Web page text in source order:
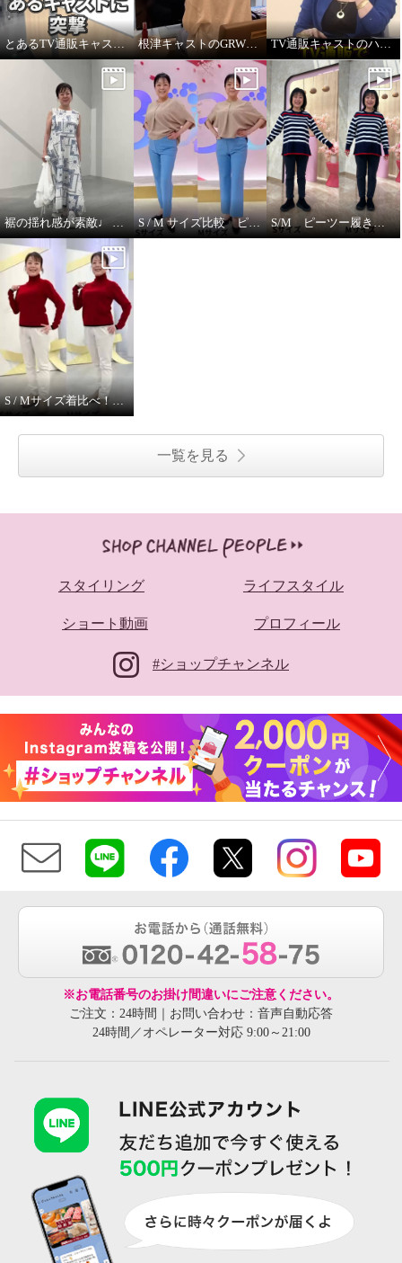
とあるTV通販キャストの髪型 根津キャストのGRWM～バブルファンデ紹介します！ TV通販キャストのハプニング！ ジュエリー販売中に腕に米粒！？
裾の揺れ感が素敵♩ ハヤマブリーズ ワンピース S / M サイズ比較 ピーツー S/M ピーツー履き比べ
S / Mサイズ着比べ！ モカサンジュンコシマダ
一覧を見る
スタイリング ライフスタイル
ショート動画 プロフィール
#ショップチャンネル
※お電話番号のお掛け間違いにご注意ください。
ご注文：24時間｜お問い合わせ：音声自動応答
24時間／オペレーター対応 9:00～21:00